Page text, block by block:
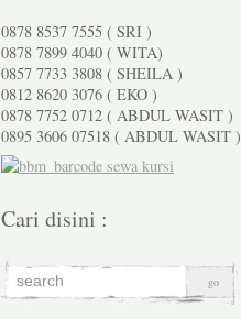
0878 8537 7555 ( SRI )
0878 7899 4040 ( WITA)
0857 7733 3808 ( SHEILA )
0812 8620 3076 ( EKO )
0878 7752 0712 ( ABDUL WASIT )
0895 3606 07518 ( ABDUL WASIT )
Cari disini :